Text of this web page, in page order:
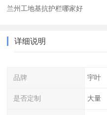
兰州工地基抗护栏哪家好
详细说明
品牌 宇叶
是否定制 大量